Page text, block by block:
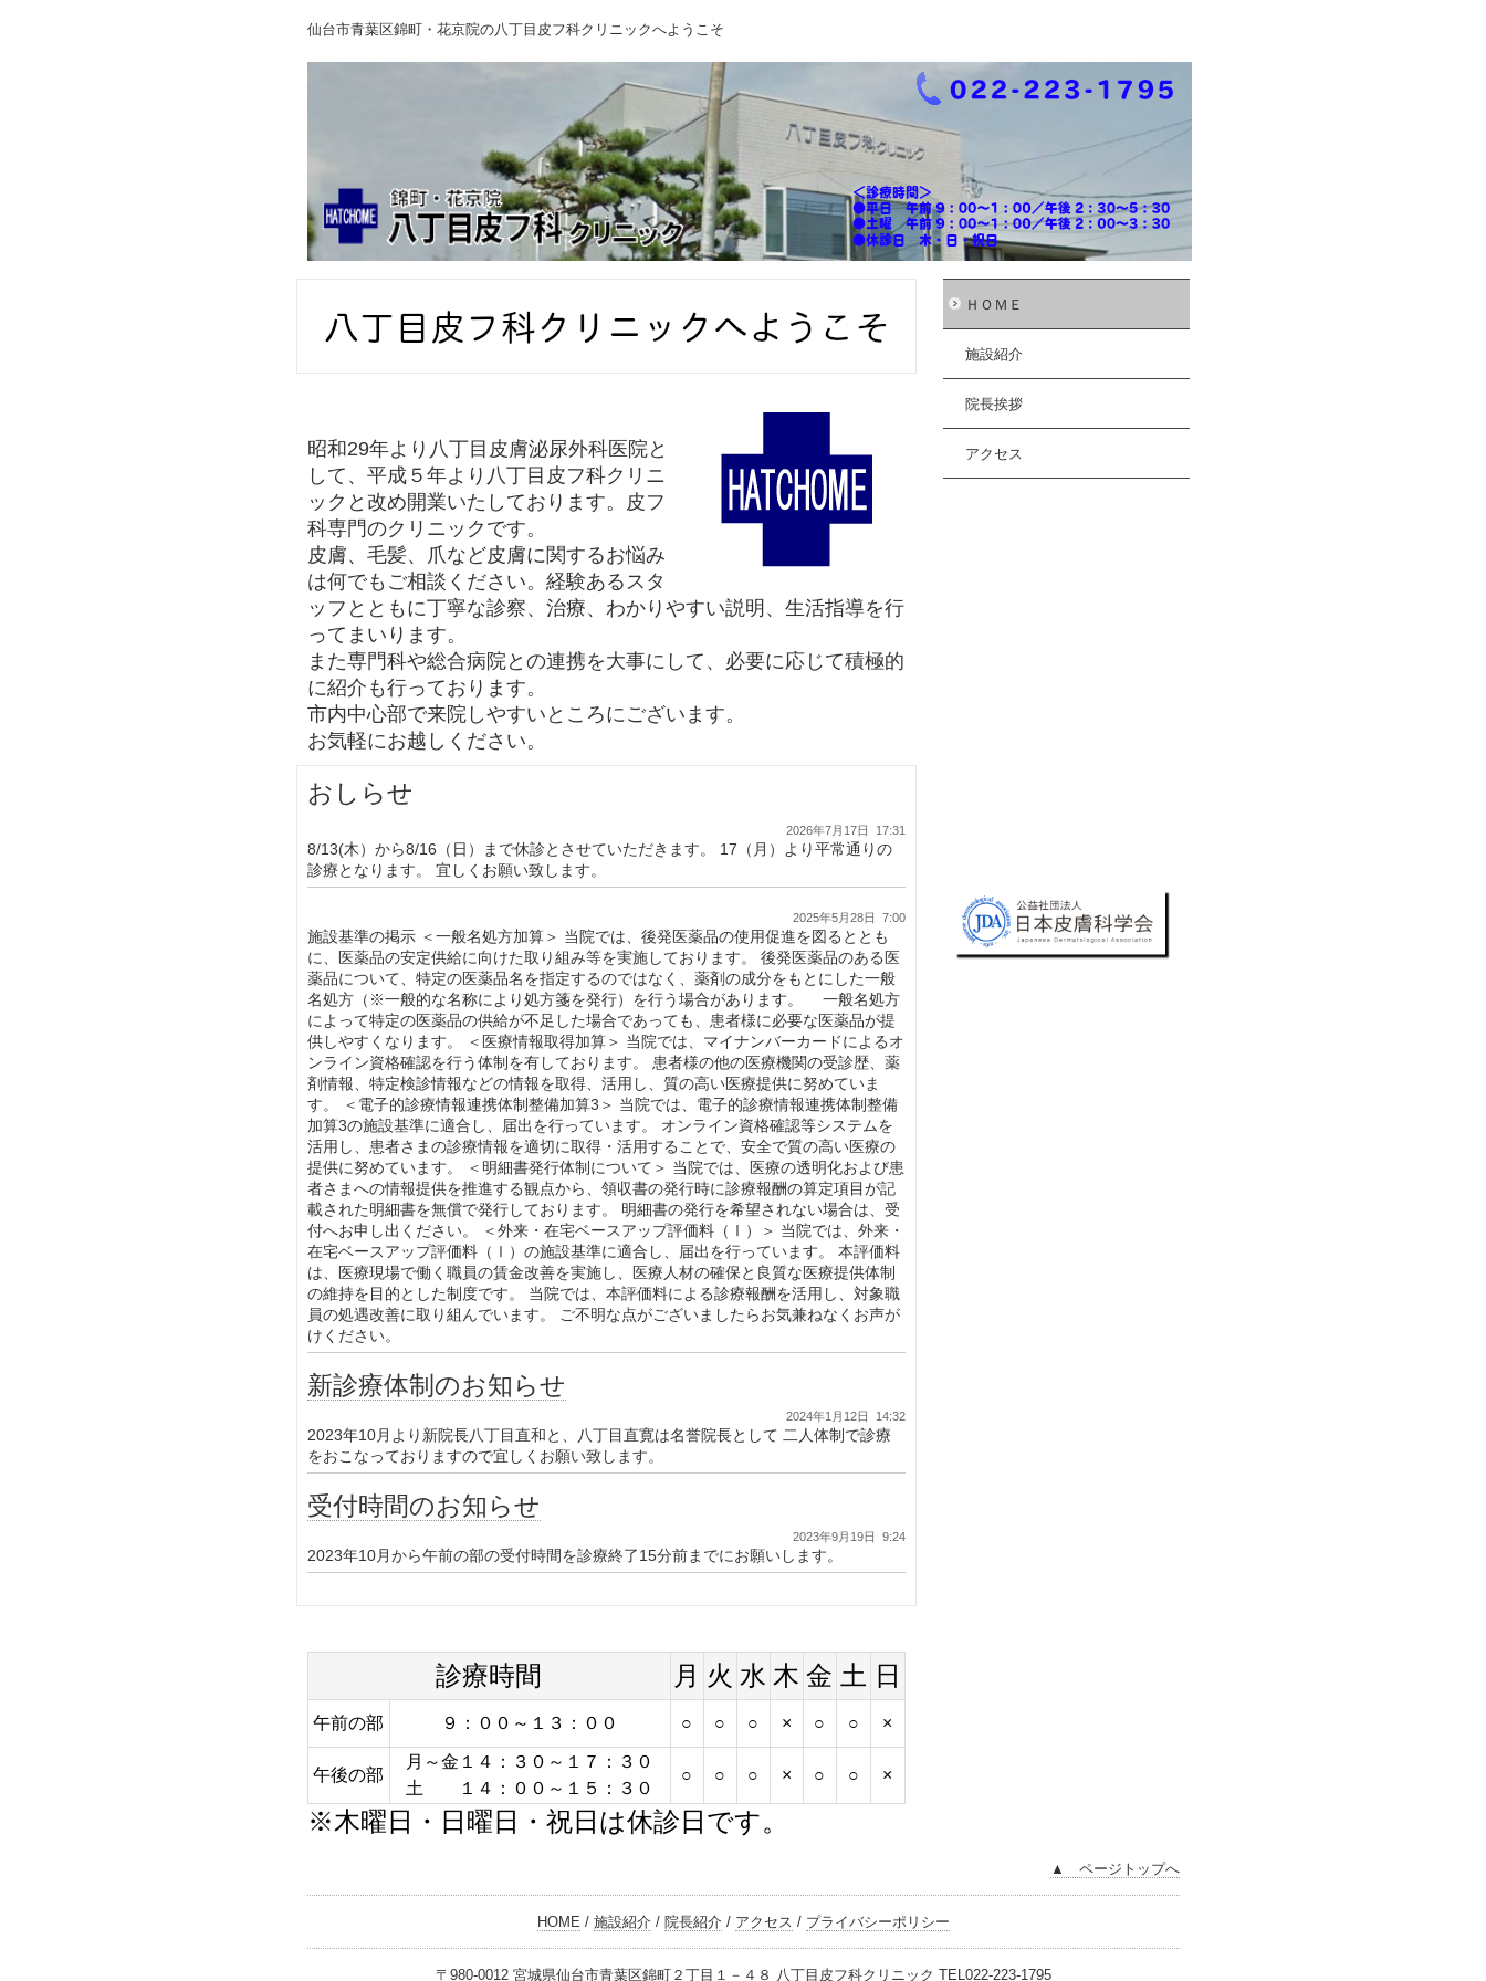
仙台市青葉区錦町・花京院の八丁目皮フ科クリニックへようこそ
昭和29年より八丁目皮膚泌尿外科医院と
して、平成５年より八丁目皮フ科クリニ
ックと改め開業いたしております。
皮フ
科専門のクリニックです。
皮膚、毛髪、爪など皮膚に関するお悩み
は何でもご相談ください。 経験あるスタ
ッフとともに丁寧な診察、治療、わかりやすい説明、生活指導を行
ってまいります。
また専門科や総合病院との連携を大事にして、必要に応じて積極的
に紹介も行っております。
市内中心部で来院しやすいところにございます。
お気軽にお越しください。
おしらせ
2026年7月17日 17:31
8/13(木）から8/16（日）まで休診とさせていただきます。 17（月）より平常通りの
診療となります。 宜しくお願い致します。
2025年5月28日 7:00
施設基準の掲示 ＜一般名処方加算＞ 当院では、後発医薬品の使用促進を図るととも
に、医薬品の安定供給に向けた取り組み等を実施しております。 後発医薬品のある医
薬品について、特定の医薬品名を指定するのではなく、薬剤の成分をもとにした一般
名処方（※一般的な名称により処方箋を発行）を行う場合があります。 一般名処方
によって特定の医薬品の供給が不足した場合であっても、患者様に必要な医薬品が提
供しやすくなります。 ＜医療情報取得加算＞ 当院では、マイナンバーカードによるオ
ンライン資格確認を行う体制を有しております。 患者様の他の医療機関の受診歴、薬
剤情報、特定検診情報などの情報を取得、活用し、質の高い医療提供に努めていま
す。 ＜電子的診療情報連携体制整備加算3＞ 当院では、電子的診療情報連携体制整備
加算3の施設基準に適合し、届出を行っています。 オンライン資格確認等システムを
活用し、患者さまの診療情報を適切に取得・活用することで、安全で質の高い医療の
提供に努めています。 ＜明細書発行体制について＞ 当院では、医療の透明化および患
者さまへの情報提供を推進する観点から、領収書の発行時に診療報酬の算定項目が記
載された明細書を無償で発行しております。 明細書の発行を希望されない場合は、受
付へお申し出ください。 ＜外来・在宅ベースアップ評価料（Ⅰ）＞ 当院では、外来・
在宅ベースアップ評価料（Ⅰ）の施設基準に適合し、届出を行っています。 本評価料
は、医療現場で働く職員の賃金改善を実施し、医療人材の確保と良質な医療提供体制
の維持を目的とした制度です。 当院では、本評価料による診療報酬を活用し、対象職
員の処遇改善に取り組んでいます。 ご不明な点がございましたらお気兼ねなくお声が
けください。
新診療体制のお知らせ
2024年1月12日 14:32
2023年10月より新院長八丁目直和と、八丁目直寛は名誉院長として 二人体制で診療
をおこなっておりますので宜しくお願い致します。
受付時間のお知らせ
2023年9月19日 9:24
2023年10月から午前の部の受付時間を診療終了15分前までにお願いします。
診療時間 月 火 水 木 金 土 日
午前の部 ９：００～１３：００ ○ ○ ○ × ○ ○ ×
午後の部
月～金１４：３０～１７：３０
土 １４：００～１５：３０
○ ○ ○ × ○ ○ ×
※木曜日・日曜日・祝日は休診日です。
ＨＯＭＥ
施設紹介
院長挨拶
アクセス
▲ ページトップへ
HOME / 施設紹介/ 院長紹介/ アクセス / プライバシーポリシー
〒980-0012 宮城県仙台市青葉区錦町２丁目１－４８ 八丁目皮フ科クリニック TEL022-223-1795